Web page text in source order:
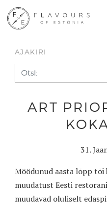
AJAKIRI
ART
31.
Möödunud aasta lõpp tõi
muudatust Eesti
muudavad oluliselt